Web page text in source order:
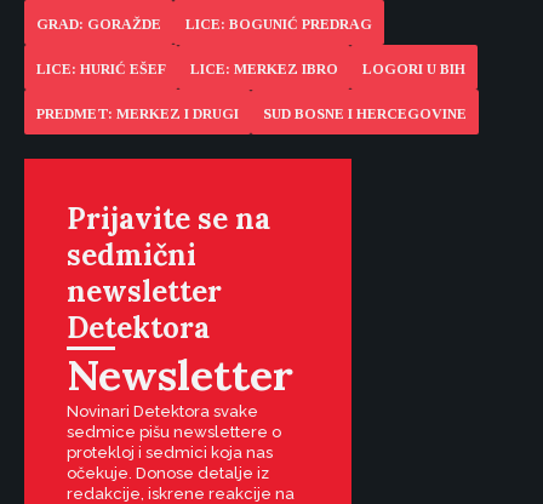
GRAD: GORAŽDE LICE: BOGUNIĆ PREDRAG
LICE: HURIĆ EŠEF LICE: MERKEZ IBRO LOGORI U BIH
PREDMET: MERKEZ I DRUGI SUD BOSNE I HERCEGOVINE
Prijavite se na
sedmični
newsletter
Detektora
Newsletter
Novinari Detektora svake
sedmice pišu newslettere o
protekloj i sedmici koja nas
očekuje. Donose detalje iz
redakcije, iskrene reakcije na